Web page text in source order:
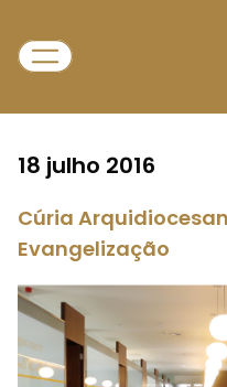
18 julho 2016
Cúria
Evangelização